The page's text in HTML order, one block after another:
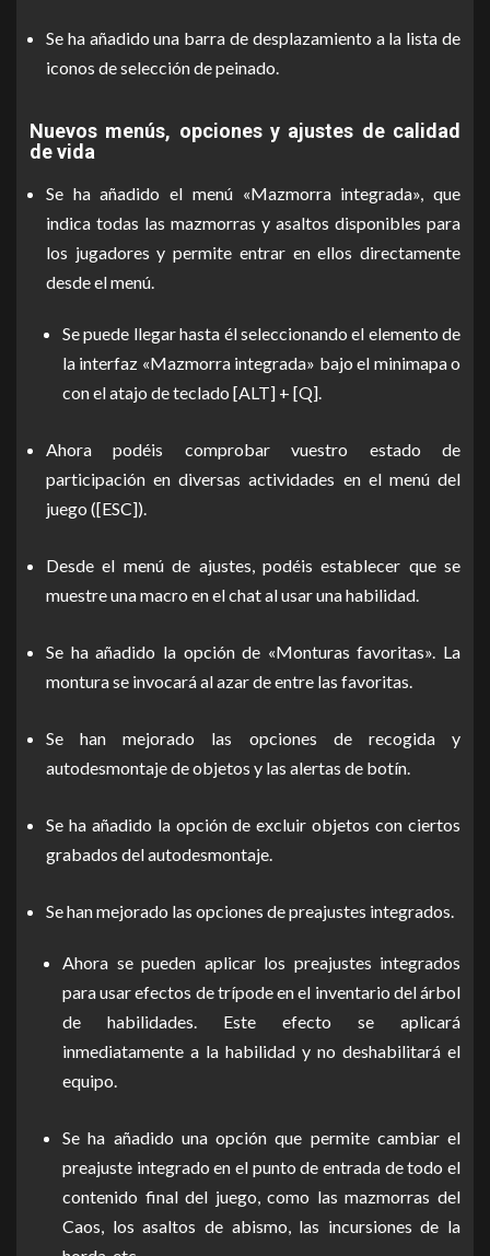
Se ha añadido una barra de desplazamiento a la lista de
iconos de selección de peinado.
Nuevos menús, opciones y ajustes de calidad
de vida
Se ha añadido el menú «Mazmorra integrada», que
indica todas las mazmorras y asaltos disponibles para
los jugadores y permite entrar en ellos directamente
desde el menú.
Se puede llegar hasta él seleccionando el elemento de
la interfaz «Mazmorra integrada» bajo el minimapa o
con el atajo de teclado [ALT] + [Q].
Ahora podéis comprobar vuestro estado de
participación en diversas actividades en el menú del
juego ([ESC]).
Desde el menú de ajustes, podéis establecer que se
muestre una macro en el chat al usar una habilidad.
Se ha añadido la opción de «Monturas favoritas». La
montura se invocará al azar de entre las favoritas.
Se han mejorado las opciones de recogida y
autodesmontaje de objetos y las alertas de botín.
Se ha añadido la opción de excluir objetos con ciertos
grabados del autodesmontaje.
Se han mejorado las opciones de preajustes integrados.
Ahora se pueden aplicar los preajustes integrados
para usar efectos de trípode en el inventario del árbol
de habilidades. Este efecto se aplicará
inmediatamente a la habilidad y no deshabilitará el
equipo.
Se ha añadido una opción que permite cambiar el
preajuste integrado en el punto de entrada de todo el
contenido final del juego, como las mazmorras del
Caos, los asaltos de abismo, las incursiones de la